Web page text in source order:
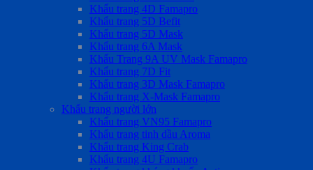
Khẩu trang 4D Famapro
Khẩu trang 5D Befit
Khẩu trang 5D Mask
Khẩu trang 6A Mask
Khẩu Trang 9A UV Mask Famapro
Khẩu trang 7D Fit
Khẩu trang 3D Mask Famapro
Khẩu trang X-Mask Famapro
Khẩu trang người lớn
Khẩu trang VN95 Famapro
Khẩu trang tinh dầu Aroma
Khẩu trang King Crab
Khẩu trang 4U Famapro